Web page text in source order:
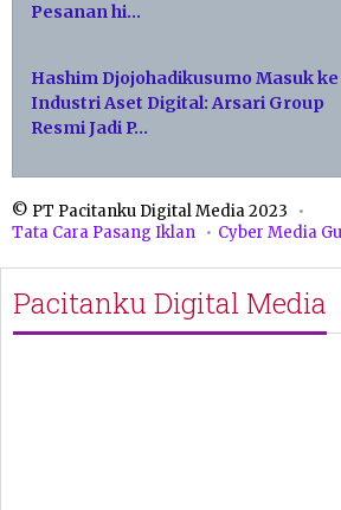
Pesanan hi…
Hashim Djojohadikusumo Masuk ke
Industri Aset Digital: Arsari Group
Resmi Jadi P…
© PT Pacitanku Digital Media 2023
Tata Cara Pasang Iklan
Cyber Media
Pacitanku Digital Media